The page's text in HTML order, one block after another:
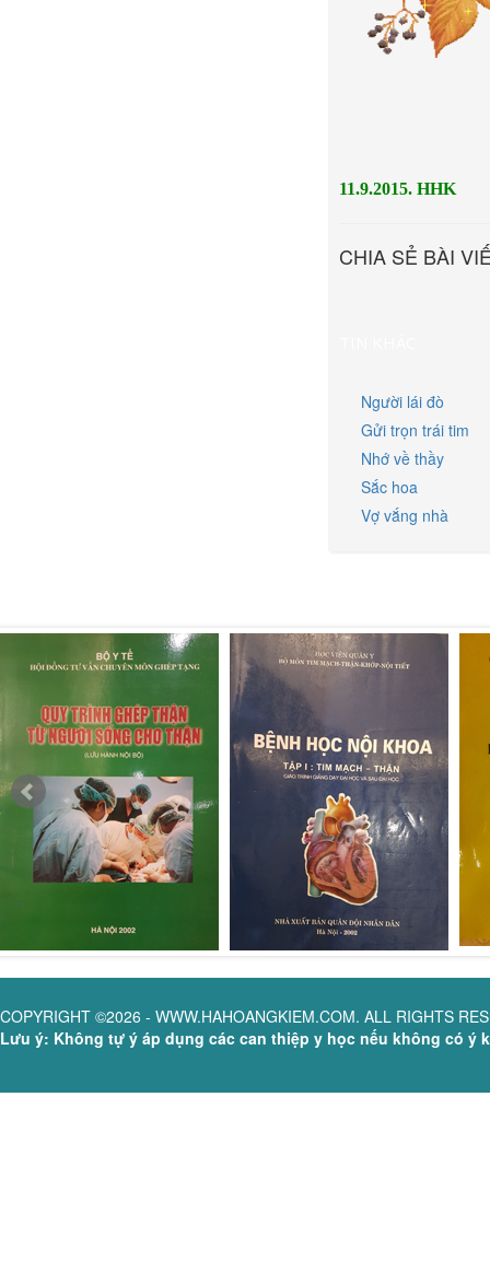
11.9.2015. HHK
CHIA SẺ BÀI
Người lái đò
Gửi trọn trái tim
Nhớ về thầy
Sắc hoa
Vợ vắng nhà
COPYRIGHT ©2026 - WWW.HAHOANGKIEM.COM. ALL RIGHTS
Lưu ý: Không tự ý áp dụng các can thiệp y học nếu không có ý